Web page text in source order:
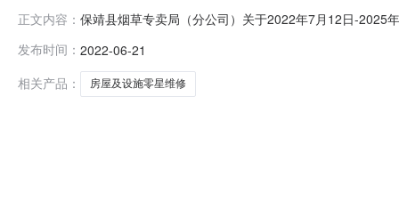
正文内容： 保靖县烟草专卖局（分公司）关于2022年7月12日-2025
定点供应商库招标项目于2022年6月21日评标结束，现
发布时间： 2022-06-21
相关产品：
房屋及设施零星维修